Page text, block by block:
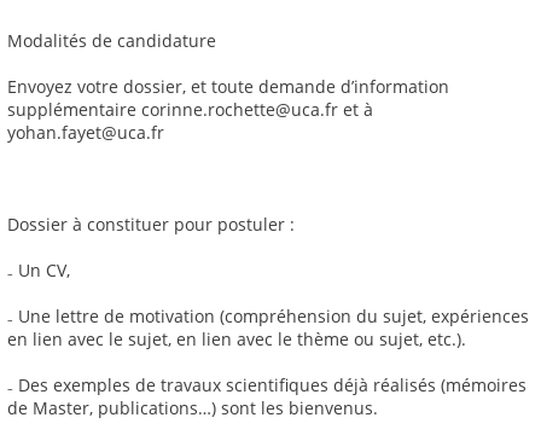
Modalités de candidature
Envoyez votre dossier, et toute demande d’information
supplémentaire corinne.rochette@uca.fr et à
yohan.fayet@uca.fr
Dossier à constituer pour postuler :
₋ Un CV,
₋ Une lettre de motivation (compréhension du sujet, expériences
en lien avec le sujet, en lien avec le thème ou sujet, etc.).
₋ Des exemples de travaux scientifiques déjà réalisés (mémoires
de Master, publications…) sont les bienvenus.